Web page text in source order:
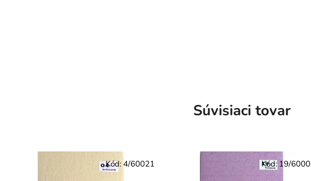
Súvisiaci tovar
Kód:4/60021 Kód:19/